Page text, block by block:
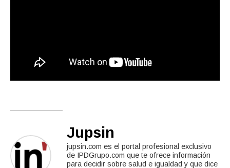
Jupsin
jupsin.com es el portal profesional exclusivo
de IPDGrupo.com que te ofrece información
para decidir sobre salud e igualdad y que dice